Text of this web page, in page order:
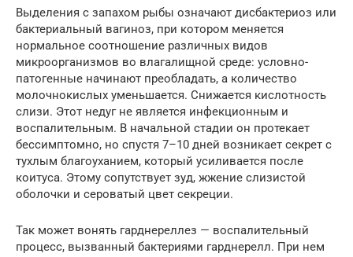
Выделения с запахом рыбы означают дисбактериоз или
бактериальный вагиноз, при котором меняется
нормальное соотношение различных видов
микроорганизмов во влагалищной среде: условно-
патогенные начинают преобладать, а количество
молочнокислых уменьшается. Снижается кислотность
слизи. Этот недуг не является инфекционным и
воспалительным. В начальной стадии он протекает
бессимптомно, но спустя 7–10 дней возникает секрет с
тухлым благоуханием, который усиливается после
коитуса. Этому сопутствует зуд, жжение слизистой
оболочки и сероватый цвет секреции.
Так может вонять гарднереллез — воспалительный
процесс, вызванный бактериями гарднерелл. При нем